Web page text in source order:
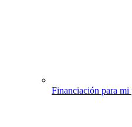
Financiación para mi